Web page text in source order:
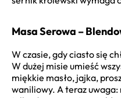
Masa Serowa –
W czasie, gdy ciasto się
W dużej misie umieść
miękkie masło, jajka,
waniliowy. A teraz